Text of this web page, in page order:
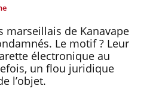
marseillais de Kanavape
Le motif ? Leur
électronique au
un flou juridique
l’objet.